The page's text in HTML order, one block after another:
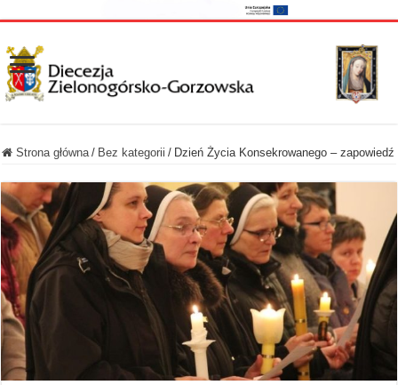
Strona główna / Bez kategorii / Dzień Życia Konsekrowanego – zapowiedź